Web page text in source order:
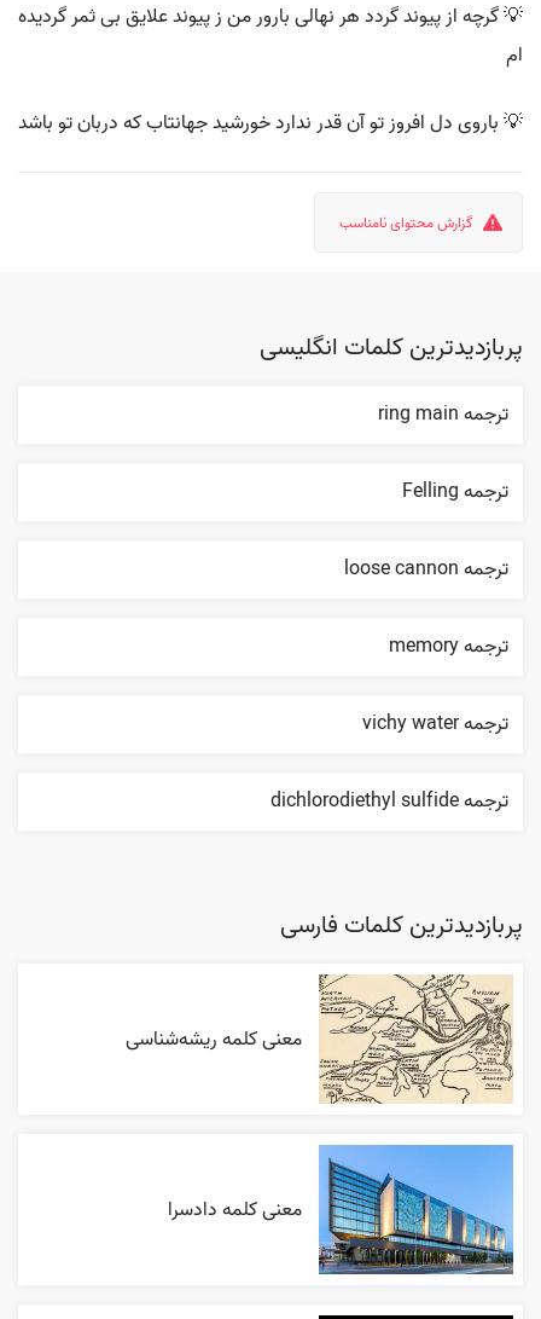
💡 گرچه از پیوند گردد هر نهالی بارور من ز پیوند علایق بی ثمر گردیده
ام
💡 باروی دل افروز تو آن قدر ندارد خورشید جهانتاب که دربان تو باشد
گزارش محتوای نامناسب
پربازدیدترین کلمات انگلیسی
ترجمه ring main
ترجمه Felling
ترجمه loose cannon
ترجمه memory
ترجمه vichy water
ترجمه dichlorodiethyl sulfide
پربازدیدترین کلمات فارسی
معنی کلمه ریشه‌شناسی
معنی کلمه دادسرا